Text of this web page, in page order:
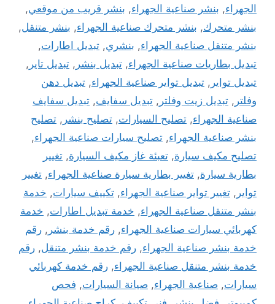
الجهراء, بنشر صناعية الجهراء, بنشر قريب من موقعي,
بنشر متحرك, بنشر متحرك صناعية الجهراء, بنشر متنقل,
بنشر متنقل صناعية الجهراء, بنشري, تبديل اطارات,
تبديل بطاريات صناعية الجهراء, تبديل بنشر , تبديل تاير ,
تبديل تواير , تبديل تواير صناعية الجهراء, تبديل دهن
وفلتر , تبديل زيت وفلتر , تبديل سفايف, تبديل سفايف
صناعية الجهراء, تصليح السيارات, تصليح بنشر , تصليح
بنشر صناعية الجهراء, تصليح سيارات صناعية الجهراء,
تصليح مكيف سيارة, تعبئة غاز مكيف السيارة, تغيير
بطارية سيارة, تغيير بطارية سيارة صناعية الجهراء, تغيير
تواير , تغيير تواير صناعية الجهراء, تكييف سيارات, خدمة
بنشر متنقل صناعية الجهراء, خدمة تبديل اطارات, خدمة
كهربائي سيارات صناعية الجهراء, رقم خدمة بنشر , رقم
خدمة بنشر صناعية الجهراء, رقم خدمة بنشر متنقل, رقم
خدمة بنشر متنقل صناعية الجهراء, رقم خدمة كهربائي
سيارات, صناعية الجهراء, صيانة السيارات, فحص